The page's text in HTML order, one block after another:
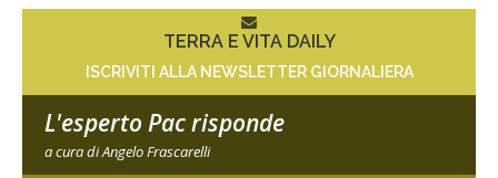
TERRA E VITA DAILY
ISCRIVITI ALLA NEWSLETTER GIORNALIERA
L'esperto Pac risponde
a cura di Angelo Frascarelli